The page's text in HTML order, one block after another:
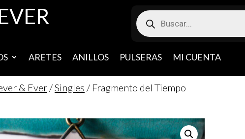
Búsqueda
de
productos
ARETES ANILLOS PULSERAS MI CUENTA
& Ever / Singles / Fragmento del Tiempo